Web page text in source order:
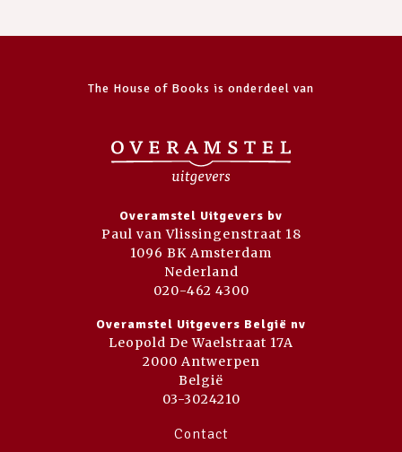
The House of Books is onderdeel van
Overamstel Uitgevers bv
Paul van Vlissingenstraat 18
1096 BK Amsterdam
Nederland
020-462 4300
Overamstel Uitgevers België nv
Leopold De Waelstraat 17A
2000 Antwerpen
België
03-3024210
Contact